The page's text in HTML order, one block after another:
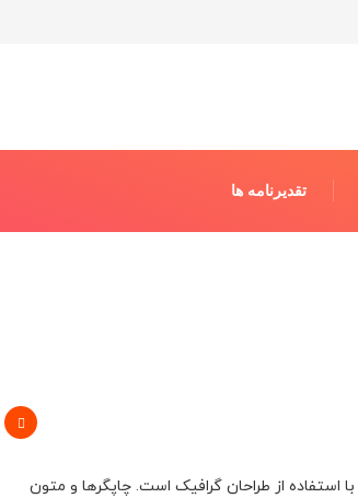
تقدیرنامه ها
از طراحان گرافیک است. چاپگرها و متون